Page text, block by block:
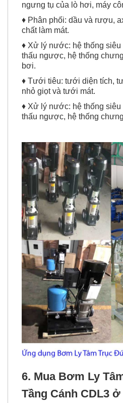
ngưng tụ của lò hơi, máy
♦ Phân phối: dầu và rượu,
chất làm mát.
♦ Xử lý nước: hệ thống siêu
thấu ngược, hệ thống
bơi.
♦ Tưới tiêu: tưới diện tích,
nhỏ giọt và tưới mát.
♦ Xử lý nước: hệ thống siêu
thấu ngược, hệ thống
6. Mua Bơm Ly
Tầng Cánh CDL3 ở